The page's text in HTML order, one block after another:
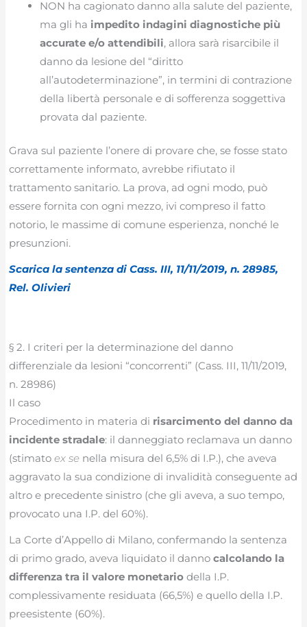
NON ha cagionato danno alla salute del paziente,
ma gli ha impedito indagini diagnostiche più
accurate e/o attendibili, allora sarà risarcibile il
danno da lesione del “diritto
all’autodeterminazione”, in termini di contrazione
della libertà personale e di sofferenza soggettiva
provata dal paziente.
Grava sul paziente l’onere di provare che, se fosse stato
correttamente informato, avrebbe rifiutato il
trattamento sanitario. La prova, ad ogni modo, può
essere fornita con ogni mezzo, ivi compreso il fatto
notorio, le massime di comune esperienza, nonché le
presunzioni.
Scarica la sentenza di Cass. III, 11/11/2019, n. 28985,
Rel. Olivieri
§ 2. I criteri per la determinazione del danno
differenziale da lesioni “concorrenti” (Cass. III, 11/11/2019,
n. 28986)
Il caso
Procedimento in materia di risarcimento del danno da
incidente stradale: il danneggiato reclamava un danno
(stimatoex se nella misura del 6,5% di I.P.), che aveva
aggravato la sua condizione di invalidità conseguente ad
altro e precedente sinistro (che gli aveva, a suo tempo,
provocato una I.P. del 60%).
La Corte d’Appello di Milano, confermando la sentenza
di primo grado, aveva liquidato il dannocalcolando la
differenza tra il valore monetario della I.P.
complessivamente residuata (66,5%) e quello della I.P.
preesistente (60%).